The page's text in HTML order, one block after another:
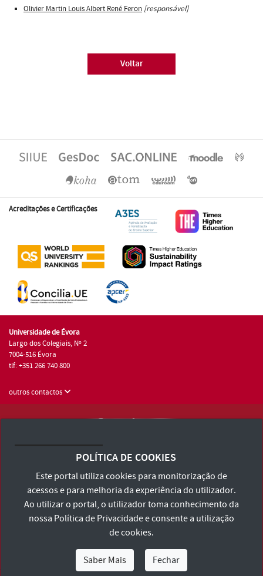
Olivier Martin Louis Albert René Feron [responsável]
Voltar
Acreditações e Certificações
Universidade de Évora
Largo dos Colegiais, Nº 2
7004-516 Évora
tlf: +351 266 740 800
outros contactos
Consulte os Termos e Condições e Política de Privacidade
Declaração de Acessibilidade
POLÍTICA DE COOKIES
Este portal utiliza cookies para monitorização de
acessos e para melhoria da experiência do utilizador.
Ao utilizar o portal, o utilizador toma conhecimento da
nossa Política de Privacidadee consente a utilização
de cookies.
Saber Mais Fechar